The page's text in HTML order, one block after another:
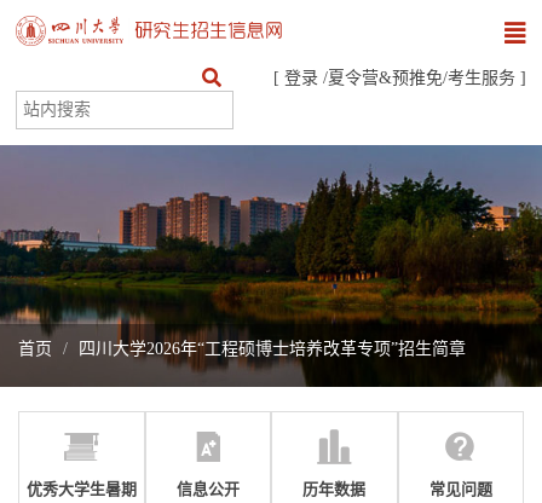
[ 登录 /夏令营&预推免/考生服务 ]
首页 四川大学2026年“工程硕博士培养改革专项”招生简章
优秀大学生暑期
信息公开 历年数据 常见问题